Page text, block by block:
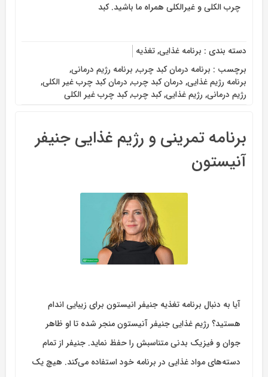
چرب الکلی و غیرالکلی همراه ما باشید. کبد
دسته بندی : برنامه غذایی,تغذیه
برچسب : برنامه درمان کبد چرب, برنامه رژیم درمانی,
برنامه رژیم غذایی, درمان کبد چرب, درمان کبد چرب غیر الکلی,
رژیم درمانی, رژیم غذایی,کبد چرب,کبد چرب غیر الکلی
برنامه تمرینی و رژیم غذایی جنیفر
آنیستون
آیا به دنبال برنامه تغذیه جنیفر انیستون برای زیبایی اندام
هستید؟ رژیم غذایی جنیفر آنیستون منجر شده تا او ظاهر
جوان و فیزیک بدنی متناسبش را حفظ نماید. جنیفر از تمام
دسته‌های مواد غذایی در برنامه خود استفاده می‌کند. هیچ یک